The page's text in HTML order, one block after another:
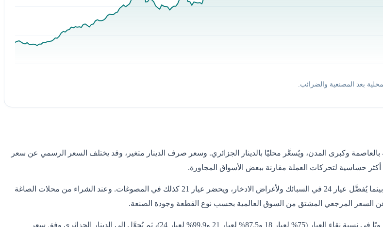
بعد المصنعية والضرائب.
وكبرى المدن، ويُسعَّر محليًا بالدينار الجزائري. وسعر صرف الدينار متغير، وقد يختلف السعر الرسمي عن سعر
حساسية لتحركات العملة مقارنة ببعض الأسواق المجاورة.
يشيع عيار 18 في المجوهرات الجزائرية وهو الأساس في كثير من المشغولات المحلية، بينما يُفضَّل عيار 24 في السبائك ولأغراض الادخار، ويحضر عيار 21 كذلك في المصوغات. وعند الشراء من محلات الصاغة
المرجعي المشتق من السوق العالمية بحسب نوع القطعة وجودة الصنعة.
يُحسب سعر الجرام في الجزائر من سعر الأونصة العالمية مقسومًا على 31.1035 ومضروبًا في نسبة نقاء العيار (75% لعيار 18 و87.5% لعيار 21 و99.9% لعيار 24)، ثم يُحوَّل إلى الدينار الجزائري وفق سعر